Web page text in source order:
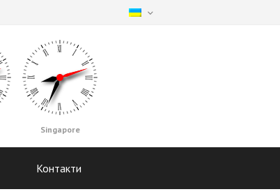
Singapore
Контакти